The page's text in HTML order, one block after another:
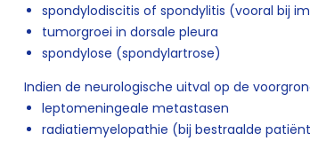
spondylodiscitis of spondylitis (vooral bij
tumorgroei in dorsale pleura
spondylose (spondylartrose)
Indien de neurologische uitval op de
leptomeningeale metastasen
radiatiemyelopathie (bij bestraalde